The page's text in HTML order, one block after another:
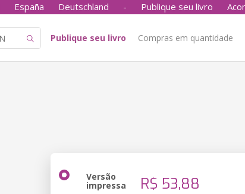
España Deutschland - Publique seu livro
Publique seu livro Compras em quantidade
Versão
impressa R$ 53,88